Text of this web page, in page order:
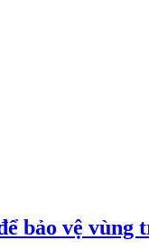
bảo vệ vùng